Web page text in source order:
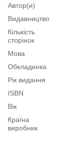
Автор(и)
Видавництво
Кількість
сторінок
Мова
Обкладинка
Рік видання
ISBN
Вік
Країна
виробник